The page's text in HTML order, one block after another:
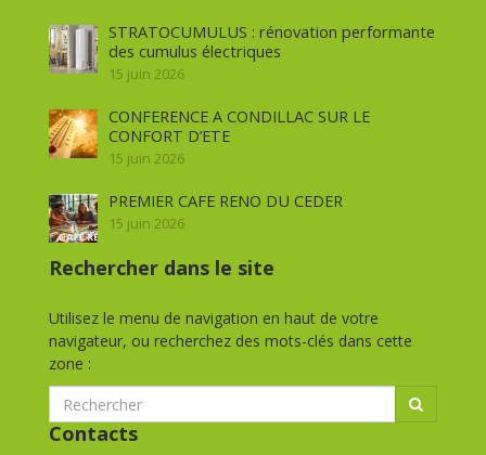
STRATOCUMULUS : rénovation performante
des cumulus électriques
15 juin 2026
CONFERENCE A CONDILLAC SUR LE
CONFORT D’ETE
15 juin 2026
PREMIER CAFE RENO DU CEDER
15 juin 2026
Rechercher dans le site
Utilisez le menu de navigation en haut de votre
navigateur, ou recherchez des mots-clés dans cette
zone :
Contacts